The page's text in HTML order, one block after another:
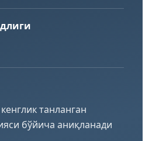
танланган
бўйича аниқланади